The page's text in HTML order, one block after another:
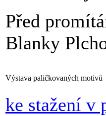
Před
Blanky
Výstava paličkovaných motivů
ke stažení v